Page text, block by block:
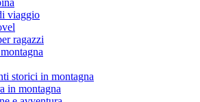
viaggio
ragazzi
storici in montagna
in montagna